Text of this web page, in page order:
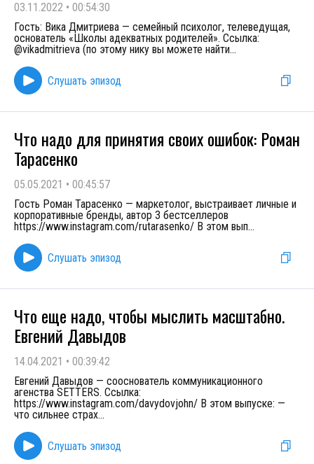
03.11.2022 • 00:54:30
Гость: Вика Дмитриева — семейный психолог, телеведущая,
основатель «Школы адекватных родителей». Ссылка:
@vikadmitrieva (по этому нику вы можете найти...
Слушать эпизод
Что надо для принятия своих ошибок: Роман
Тарасенко
05.05.2021 • 00:45:57
Гость Роман Тарасенко — маркетолог, выстраивает личные и
корпоративные бренды, автор 3 бестселлеров
https://www.instagram.com/rutarasenko/ В этом вып...
Слушать эпизод
Что еще надо, чтобы мыслить масштабно.
Евгений Давыдов
14.04.2021 • 00:39:42
Евгений Давыдов — сооснователь коммуникационного
агенства SETTERS. Ссылка:
https://www.instagram.com/davydovjohn/ В этом выпуске: —
что сильнее страх...
Слушать эпизод